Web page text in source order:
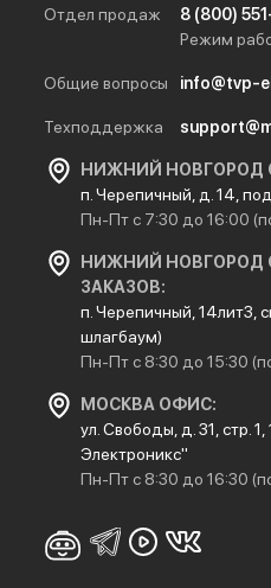
Отдел продаж
8 (800)
Режим
Общие вопросы info@tvp-
Техподдержка
НИЖНИЙ НОВГОРОД
п. Черепичный, д. 14,
Пн-Пт с 7:30 до 16:00
НИЖНИЙ НОВГОРОД
ЗАКАЗОВ:
п. Черепичный, 14лит3,
шлагбаум)
Пн-Пт с 8:30 до 15:30
МОСКВА ОФИС:
ул. Свободы, д. 31, стр.
Электроникс"
Пн-Пт с 8:30 до 16:30